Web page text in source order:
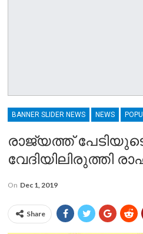
BANNER SLIDER NEWS NEWS
രാജ്യത്ത്
വേദിയിലിരുത്തി
On Dec 1, 2019
Share